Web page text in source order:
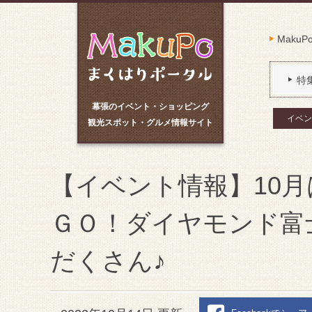
幕張のイベント・ショッピング
観光スポット・グルメ情報サイト
特
イベ
【イベント情報】10
ＧＯ！ダイヤモンド
だくさん♪